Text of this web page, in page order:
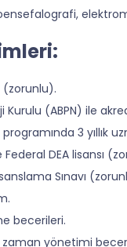
(zorunlu).
Kurulu (ABPN) ile
3 yıllık
DEA lisansı
Sınavı
becerileri.
yönetimi